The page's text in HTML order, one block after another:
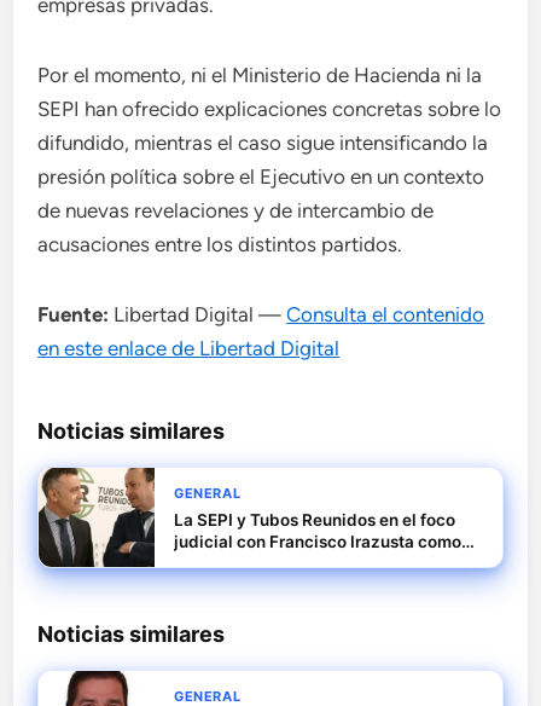
empresas privadas.
Por el momento, ni el Ministerio de Hacienda ni la
SEPI han ofrecido explicaciones concretas sobre lo
difundido, mientras el caso sigue intensificando la
presión política sobre el Ejecutivo en un contexto
de nuevas revelaciones y de intercambio de
acusaciones entre los distintos partidos.
Fuente: Libertad Digital —Consulta el contenido
en este enlace de Libertad Digital
Noticias similares
GENERAL
La SEPI y Tubos Reunidos en el foco
judicial con Francisco Irazusta como
investigado principal
Noticias similares
GENERAL